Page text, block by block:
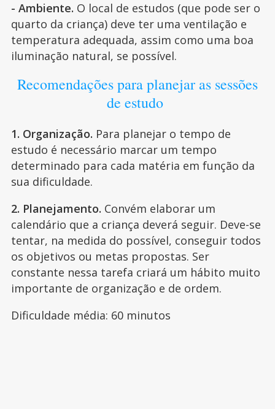
- Ambiente. O local de estudos (que pode ser o
quarto da criança) deve ter uma ventilação e
temperatura adequada, assim como uma boa
iluminação natural, se possível.
Recomendações para planejar as sessões
de estudo
1. Organização. Para planejar o tempo de
estudo é necessário marcar um tempo
determinado para cada matéria em função da
sua dificuldade.
2. Planejamento. Convém elaborar um
calendário que a criança deverá seguir. Deve-se
tentar, na medida do possível, conseguir todos
os objetivos ou metas propostas. Ser
constante nessa tarefa criará um hábito muito
importante de organização e de ordem.
Dificuldade média: 60 minutos